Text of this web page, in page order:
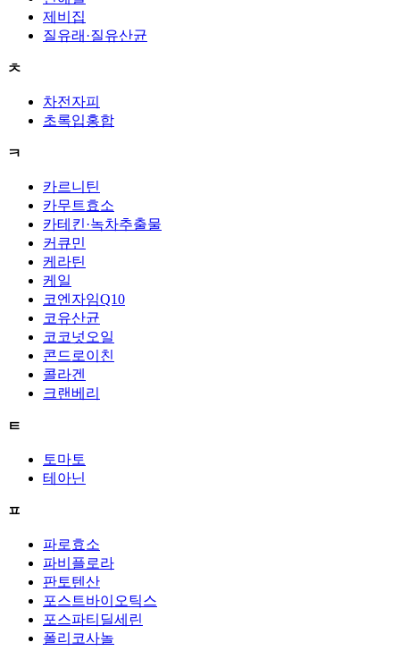
제비집
질유래·질유산균
ㅊ
차전자피
초록입홍합
ㅋ
카르니틴
카무트효소
카테킨·녹차추출물
커큐민
케라틴
케일
코엔자임Q10
코유산균
코코넛오일
콘드로이친
콜라겐
크랜베리
ㅌ
토마토
테아닌
ㅍ
파로효소
파비플로라
판토텐산
포스트바이오틱스
포스파티딜세린
폴리코사놀